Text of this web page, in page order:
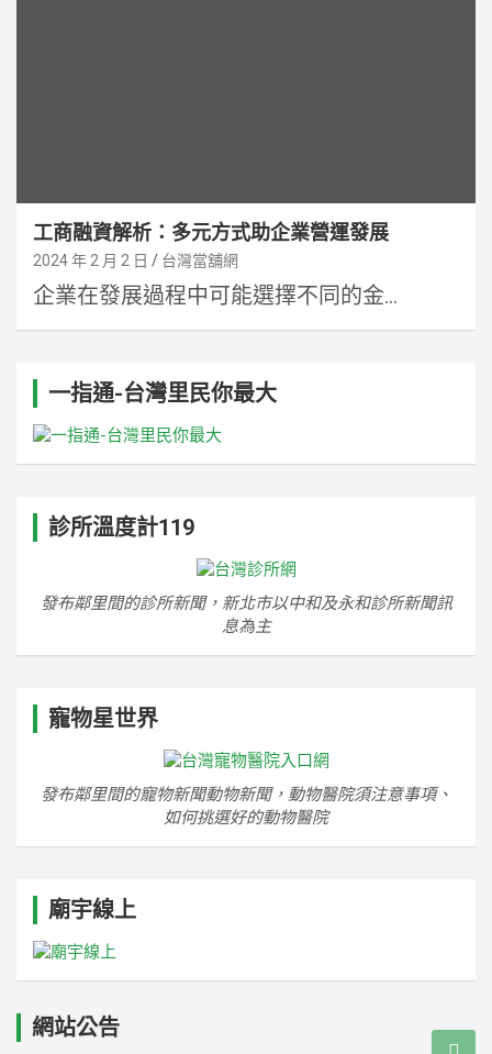
工商融資解析：多元方式助企業營運發展
2024 年 2 月 2 日 台灣當舖網
企業在發展過程中可能選擇不同的金...
一指通-台灣里民你最大
診所溫度計119
發布鄰里間的診所新聞，新北市以中和及永和診所新聞訊
息為主
寵物星世界
發布鄰里間的寵物新聞動物新聞，動物醫院須注意事項、
如何挑選好的動物醫院
廟宇線上
網站公告